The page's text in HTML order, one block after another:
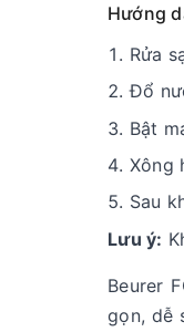
Hướng
Rửa
Đổ
Bật
Xông
Sau
Lưu ý:
Beurer
gọn, dễ